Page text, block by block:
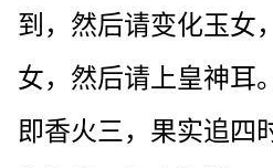
到，然后请变化玉女
女，然后请上皇神耳
即香火三，果实追四